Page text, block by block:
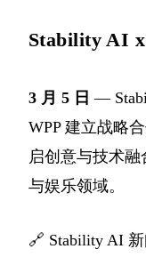
Stability AI
3 月 5 日 —
WPP 建立战略
启创意与技术
与娱乐领域。
🔗 Stability AI